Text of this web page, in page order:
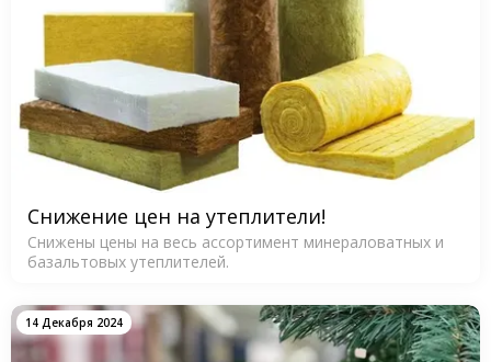
Снижение цен на утеплители!
Снижены цены на весь ассортимент минераловатных и
базальтовых утеплителей.
14 Декабря 2024